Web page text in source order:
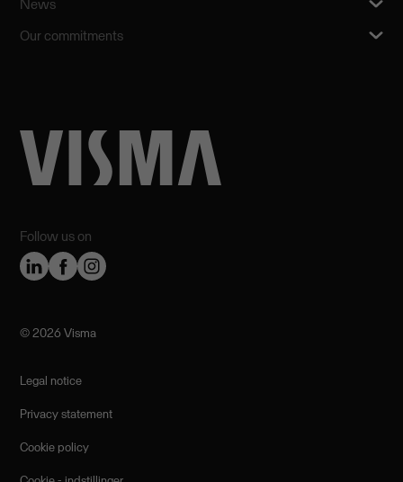
Follow us on
News
Our commitments
©️ 2026 Visma
Legal notice
Privacy statement
Cookie policy